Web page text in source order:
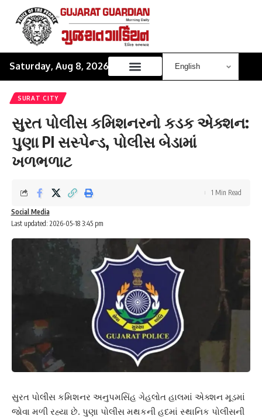
Saturday, Aug 8, 2026
SURAT CITY
સુરત પોલીસ કમિશનરનો કડક એક્શન:
પુણા PI સસ્પેન્ડ, પોલીસ બેડામાં
ખળભળાટ
Last updated: 2026-05-18 3:45 pm
Social Media
1 Min Read
સુરત પોલીસ કમિશનર અનુપમસિંહ ગેહલોત હાલમાં એક્શન મૂડમાં
જોવા મળી રહ્યા છે. પુણા પોલીસ મથકની હદમાં સ્થાનિક પોલીસની